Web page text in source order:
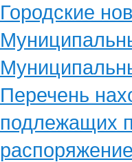
Городские
Перечень
подлежащих